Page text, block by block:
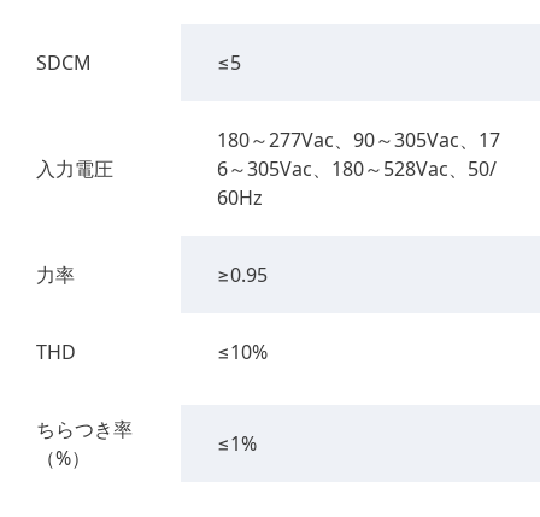
SDCM ≤5
入力電圧
180～277Vac、90～305Vac、17
6～305Vac、180～528Vac、50/
60Hz
力率 ≥0.95
THD ≤10%
ちらつき率
（%）
≤1%